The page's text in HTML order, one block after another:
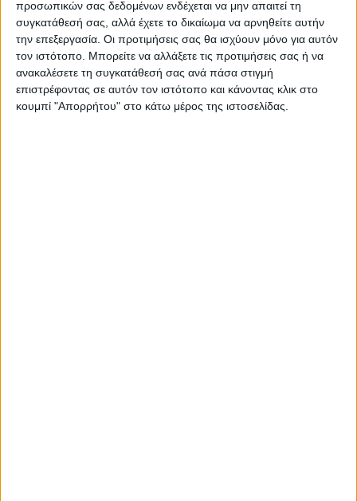
προσωπικών σας δεδομένων ενδέχεται να μην απαιτεί τη
συγκατάθεσή σας, αλλά έχετε το δικαίωμα να αρνηθείτε αυτήν
την επεξεργασία. Οι προτιμήσεις σας θα ισχύουν μόνο για αυτόν
τον ιστότοπο. Μπορείτε να αλλάξετε τις προτιμήσεις σας ή να
ανακαλέσετε τη συγκατάθεσή σας ανά πάσα στιγμή
επιστρέφοντας σε αυτόν τον ιστότοπο και κάνοντας κλικ στο
κουμπί "Απορρήτου" στο κάτω μέρος της ιστοσελίδας.